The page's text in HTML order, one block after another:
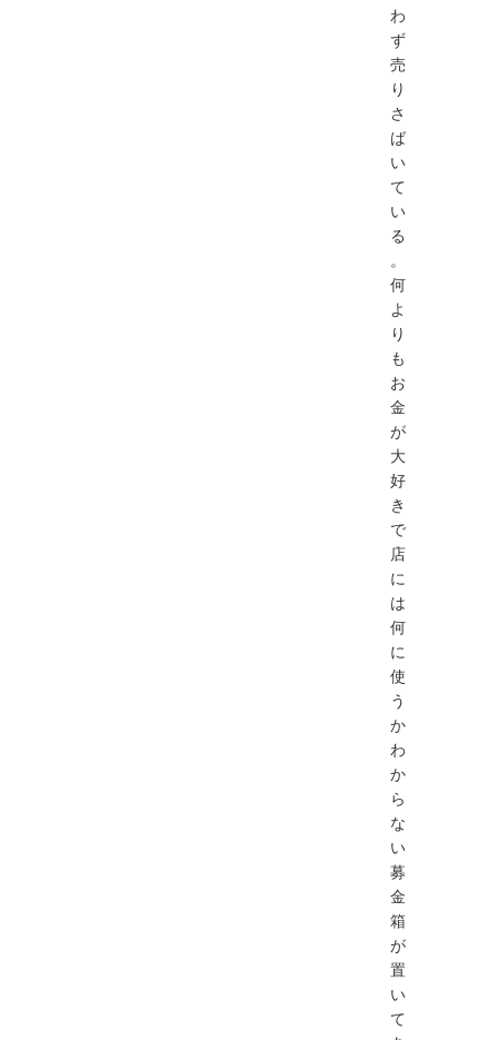
わ
ず
売
り
さ
ば
い
て
い
る
。
何
よ
り
も
お
金
が
大
好
き
で
店
に
は
何
に
使
う
か
わ
か
ら
な
い
募
金
箱
が
置
い
て